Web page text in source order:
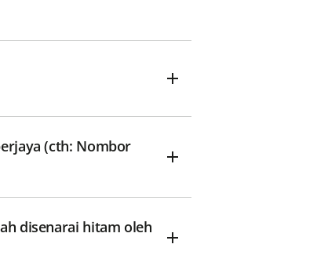
(cth: Nombor
disenarai hitam oleh